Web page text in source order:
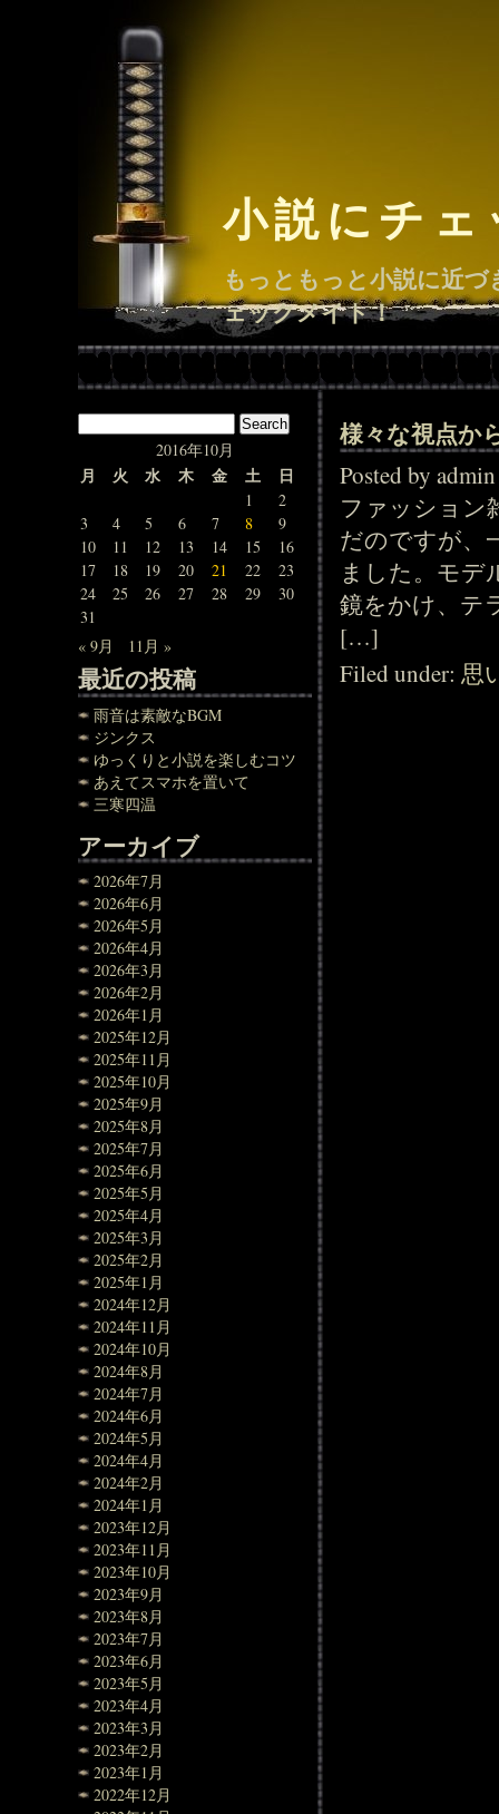
小説にチ
もっともっと小説に近
ェックメイト！
2016年10月
月 火 水 木 金 土 日
1
2
3
4 5 6 7 8
9
10
11 12 13 14 15
16
17
18 19 20 21 22
23
24
25 26 27 28 29
30
31
« 9月
11月 »
最近の投稿
雨音は素敵なBGM
ジンクス
ゆっくりと小説を楽しむコツ
あえてスマホを置いて
三寒四温
アーカイブ
2026年7月
2026年6月
2026年5月
2026年4月
2026年3月
2026年2月
2026年1月
2025年12月
2025年11月
2025年10月
2025年9月
2025年8月
2025年7月
2025年6月
2025年5月
2025年4月
2025年3月
2025年2月
2025年1月
2024年12月
2024年11月
2024年10月
2024年8月
2024年7月
2024年6月
2024年5月
2024年4月
2024年2月
2024年1月
2023年12月
2023年11月
2023年10月
2023年9月
2023年8月
2023年7月
2023年6月
2023年5月
2023年4月
2023年3月
2023年2月
2023年1月
2022年12月
様々な視点か
Posted by
ファッション
だのですが、
ました。モデ
鏡をかけ、テ
[…]
Filed under:思